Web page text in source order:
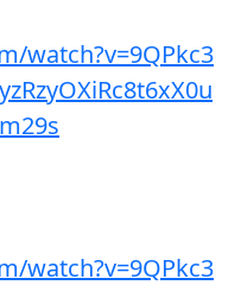
watch?v=9QPkc3
watch?v=9QPkc3